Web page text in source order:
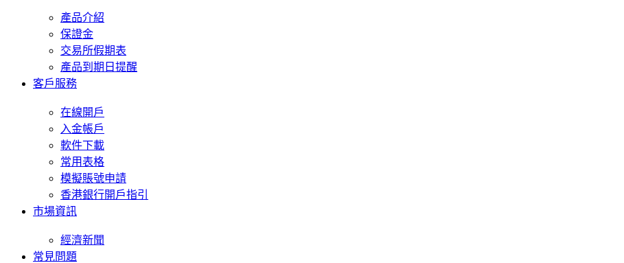
產品介紹
保證金
交易所假期表
產品到期日提醒
客戶服務
在線開戶
入金帳戶
軟件下載
常用表格
模擬賬號申請
香港銀行開戶指引
市場資訊
經濟新聞
常見問題